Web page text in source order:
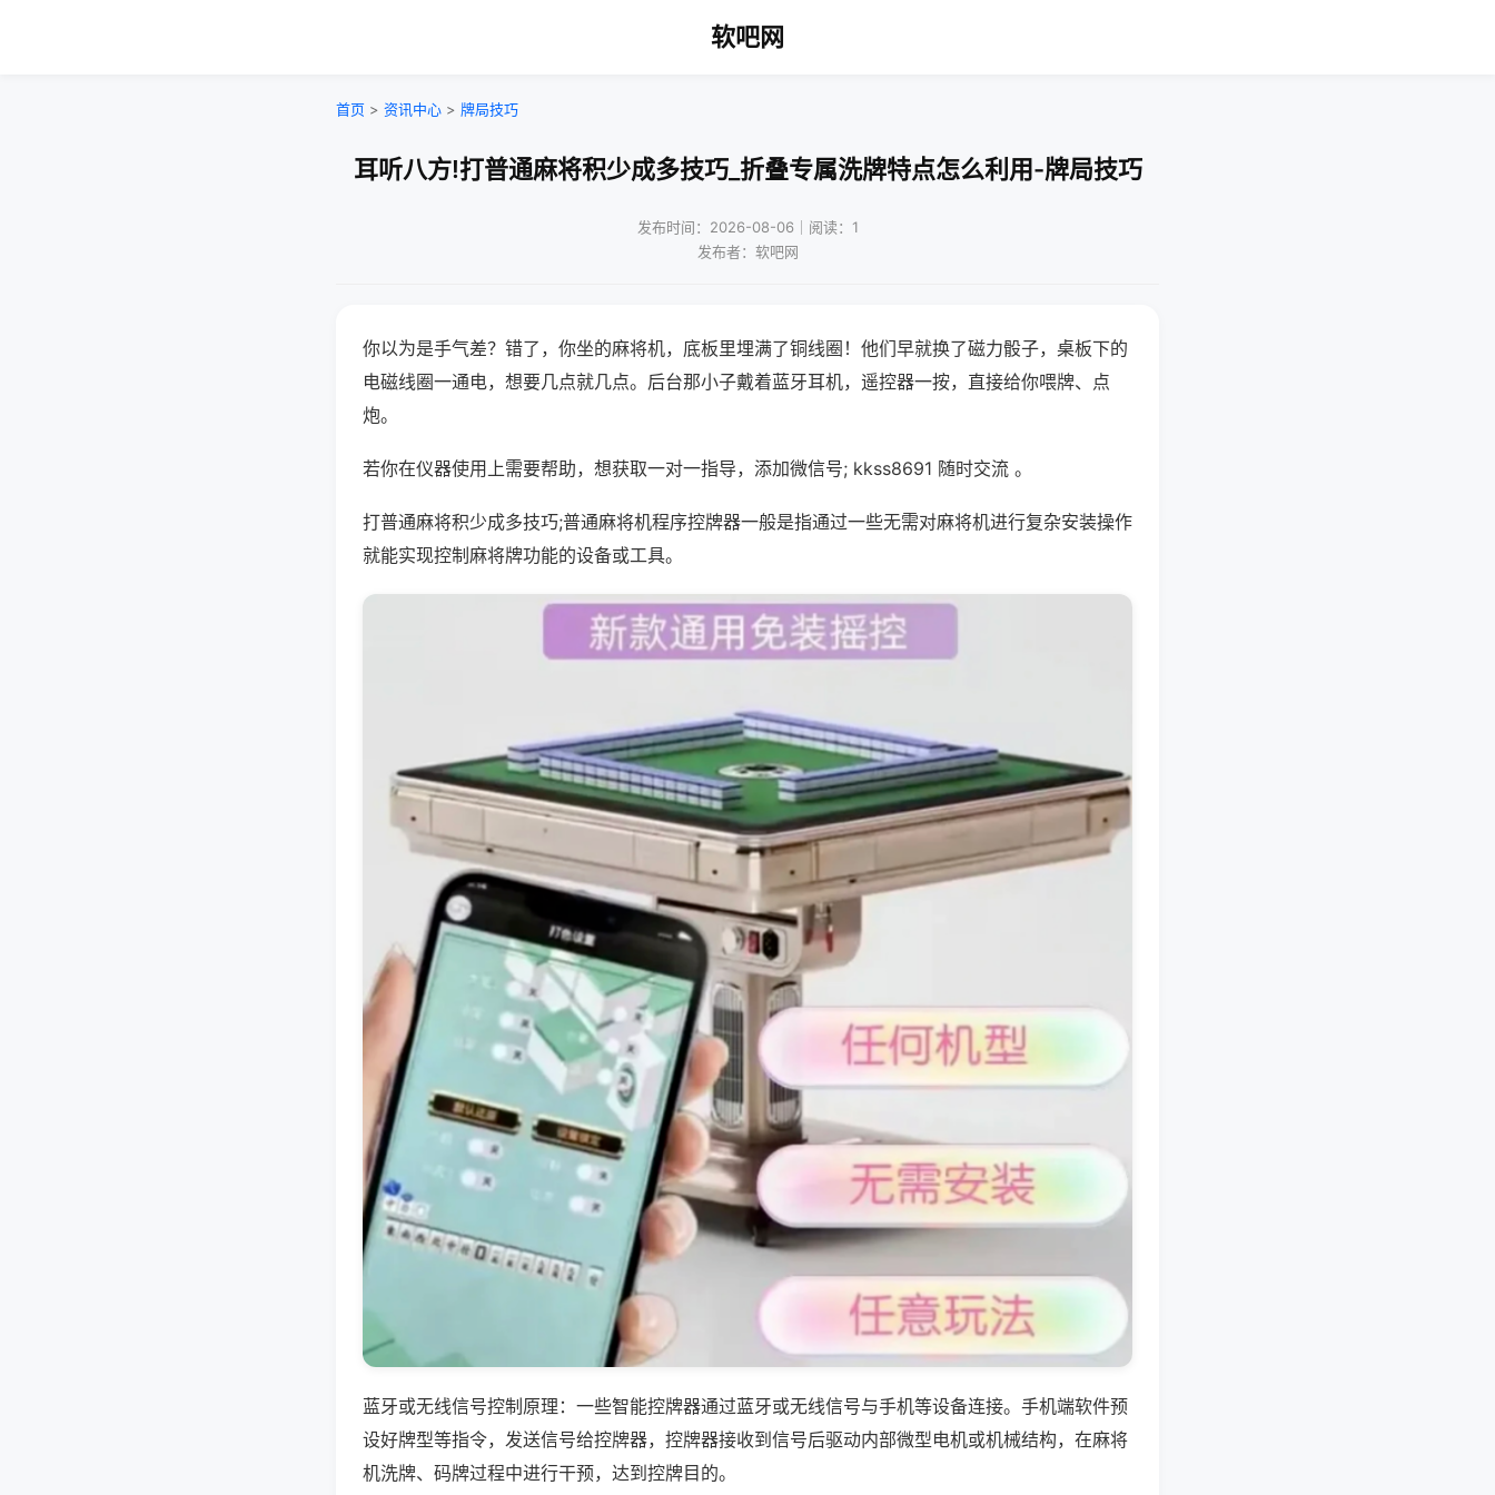
软吧网
首页 > 资讯中心 > 牌局技巧
耳听八方!打普通麻将积少成多技巧_折叠专属洗牌特点怎么利用-牌局技巧
发布时间：2026-08-06｜阅读：1
发布者：软吧网
你以为是手气差？错了，你坐的麻将机，底板里埋满了铜线圈！他们早就换了磁力骰子，桌板下的
电磁线圈一通电，想要几点就几点。后台那小子戴着蓝牙耳机，遥控器一按，直接给你喂牌、点
炮。
若你在仪器使用上需要帮助，想获取一对一指导，添加微信号; kkss8691 随时交流 。
打普通麻将积少成多技巧;普通麻将机程序控牌器一般是指通过一些无需对麻将机进行复杂安装操作
就能实现控制麻将牌功能的设备或工具。
蓝牙或无线信号控制原理：一些智能控牌器通过蓝牙或无线信号与手机等设备连接。手机端软件预
设好牌型等指令，发送信号给控牌器，控牌器接收到信号后驱动内部微型电机或机械结构，在麻将
机洗牌、码牌过程中进行干预，达到控牌目的。